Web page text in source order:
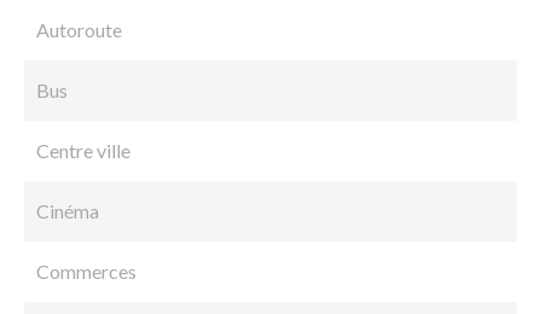
Autoroute
Bus
Centre ville
Cinéma
Commerces